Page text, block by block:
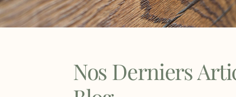
Nos Derniers